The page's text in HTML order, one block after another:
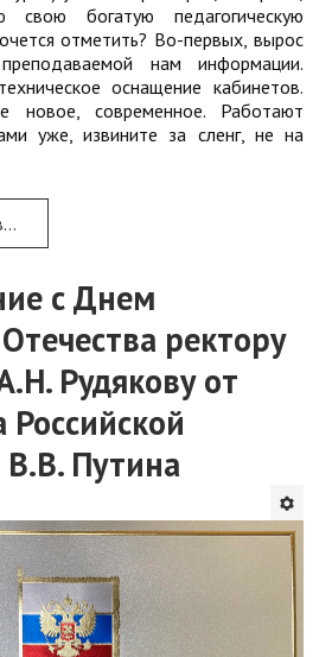
богатую педагогическую
отметить? Во-первых, вырос
нам информации.
оснащение кабинетов.
новое, современное. Работают
уже, извините за сленг, не на
с Днем
ректору
Рудякову от
Путина